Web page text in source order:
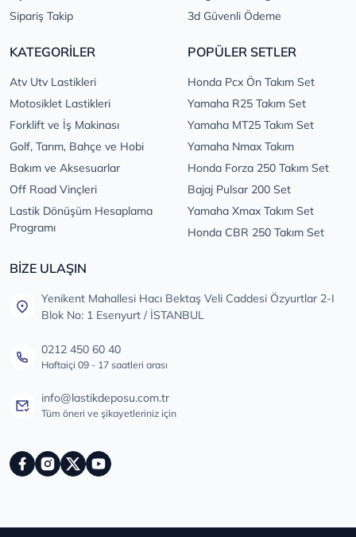
Sipariş Takip
3d Güvenli Ödeme
KATEGORİLER
Atv Utv Lastikleri
Motosiklet Lastikleri
Forklift ve İş Makinası
Golf, Tarım, Bahçe ve Hobi
Bakım ve Aksesuarlar
Off Road Vinçleri
Lastik Dönüşüm Hesaplama
Programı
POPÜLER SETLER
Honda Pcx Ön Takım Set
Yamaha R25 Takım Set
Yamaha MT25 Takım Set
Yamaha Nmax Takım
Honda Forza 250 Takım Set
Bajaj Pulsar 200 Set
Yamaha Xmax Takım Set
Honda CBR 250 Takım Set
BİZE ULAŞIN
Yenikent Mahallesi Hacı Bektaş Veli Caddesi Özyurtlar 2-I
Blok No: 1 Esenyurt / İSTANBUL
0212 450 60 40
Haftaiçi 09 - 17 saatleri arası
info@lastikdeposu.com.tr
Tüm öneri ve şikayetleriniz için